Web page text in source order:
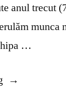
anul trecut
munca
…
“Rezumatul